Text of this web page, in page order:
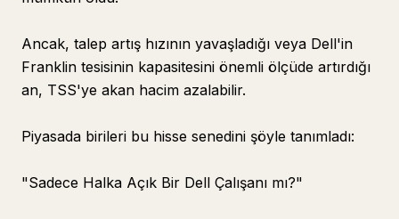
Ancak, talep artış hızının yavaşladığı veya Dell'in
Franklin tesisinin kapasitesini önemli ölçüde artırdığı
an, TSS'ye akan hacim azalabilir.
Piyasada birileri bu hisse senedini şöyle tanımladı:
"Sadece Halka Açık Bir Dell Çalışanı mı?"